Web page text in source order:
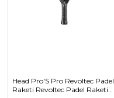
Head Pro'S Pro Revoltec Padel
Raketi Revoltec Padel Raketi